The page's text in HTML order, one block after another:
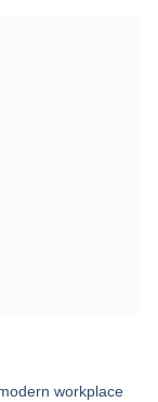
workplace